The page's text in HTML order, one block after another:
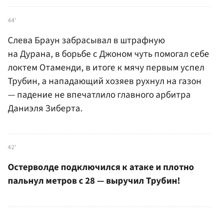
44'
Слева Браун забрасывал в штрафную
на Дурана, в борьбе с Джоном чуть помогал себе
локтем Отаменди, в итоге к мячу первым успел
Трубин, а нападающий хозяев рухнул на газон
— падение не впечатлило главного арбитра
Даниэля Зиберта.
42'
Остерволде подключился к атаке и плотно
пальнул метров с 28 — выручил Трубин!